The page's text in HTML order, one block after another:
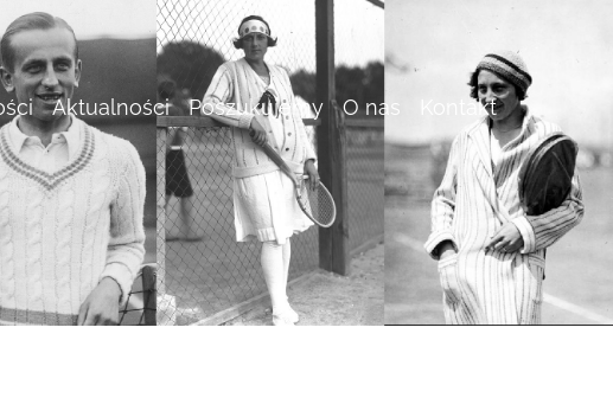
Aktualności Poszukujemy O nas Kontakt